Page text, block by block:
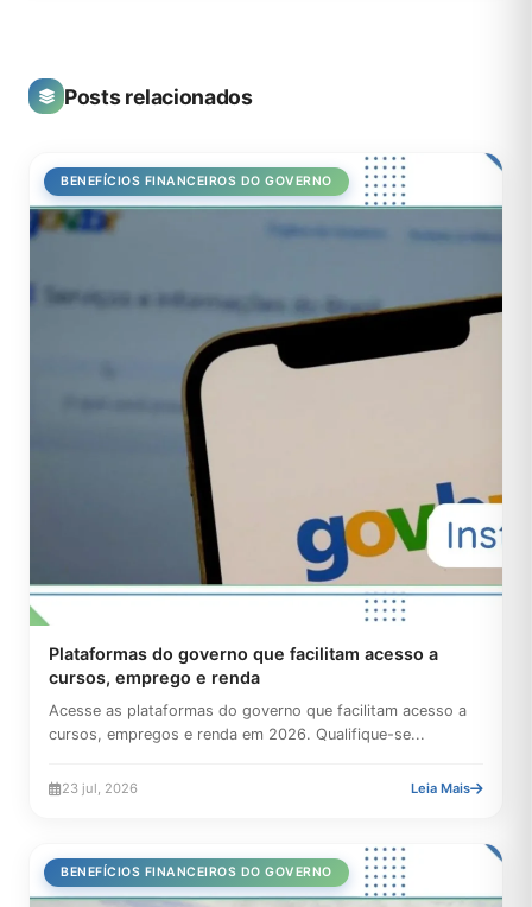
Posts relacionados
BENEFÍCIOS FINANCEIROS DO GOVERNO
Plataformas do governo que facilitam acesso a
cursos, emprego e renda
Acesse as plataformas do governo que facilitam acesso a
cursos, empregos e renda em 2026. Qualifique-se...
23 jul, 2026 Leia Mais
BENEFÍCIOS FINANCEIROS DO GOVERNO